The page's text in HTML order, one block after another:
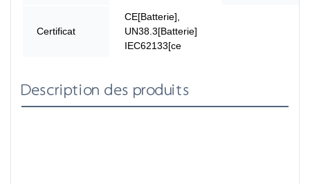
Certificat
CE[Batterie],
UN38.3[Batterie]
IEC62133[ce
Description des produits